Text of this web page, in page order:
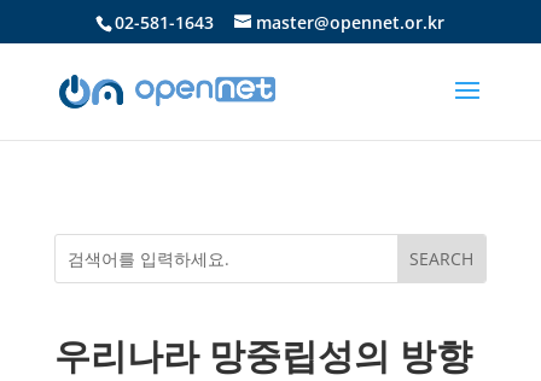
02-581-1643 master@opennet.or.kr
우리나라 망중립성의 방향